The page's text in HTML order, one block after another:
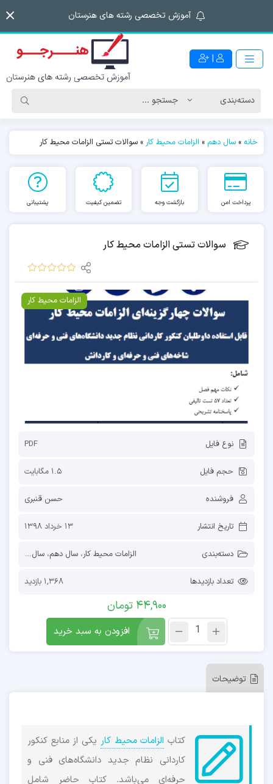
آموزش تخصصی رشته های هنرستان
|
خانه » سال دهم » الزامات محیط کار » سوالات تستی الزامات محیط کار
پرداخت امن بازگشت وجه تضمین کیفیت پشتیبانی
سوالات تستی الزامات محیط کار
الزامات محیط کار
نوع فایل PDF
حجم فایل 1.5 مگابایت
فروشنده حسن قنبری
تاریخ انتشار 13 خرداد 1398
دسته‌بندی الزامات محیط کار، سال دهم، سال یازدهم
تعداد بازدیدها 1,368 بازدید
44,900 تومان
افزودن به سبد خرید
توضیحات
کتاب الزامات محیط کار یکی از منابع کنکور
کاردانی نظام جدید دانشگاه‌های فنی و
حرفه‌ای می‌باشد. کتاب حاضر شامل